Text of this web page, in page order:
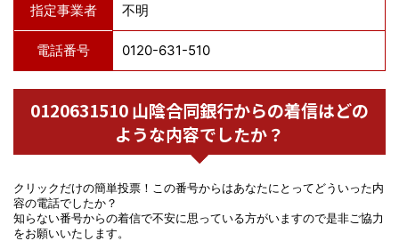
指定事業者 不明
電話番号 0120-631-510
0120631510 山陰合同銀行からの着信はどの
ような内容でしたか？
クリックだけの簡単投票！この番号からはあなたにとってどういった内
容の電話でしたか？
知らない番号からの着信で不安に思っている方がいますので是非ご協力
をお願いいたします。